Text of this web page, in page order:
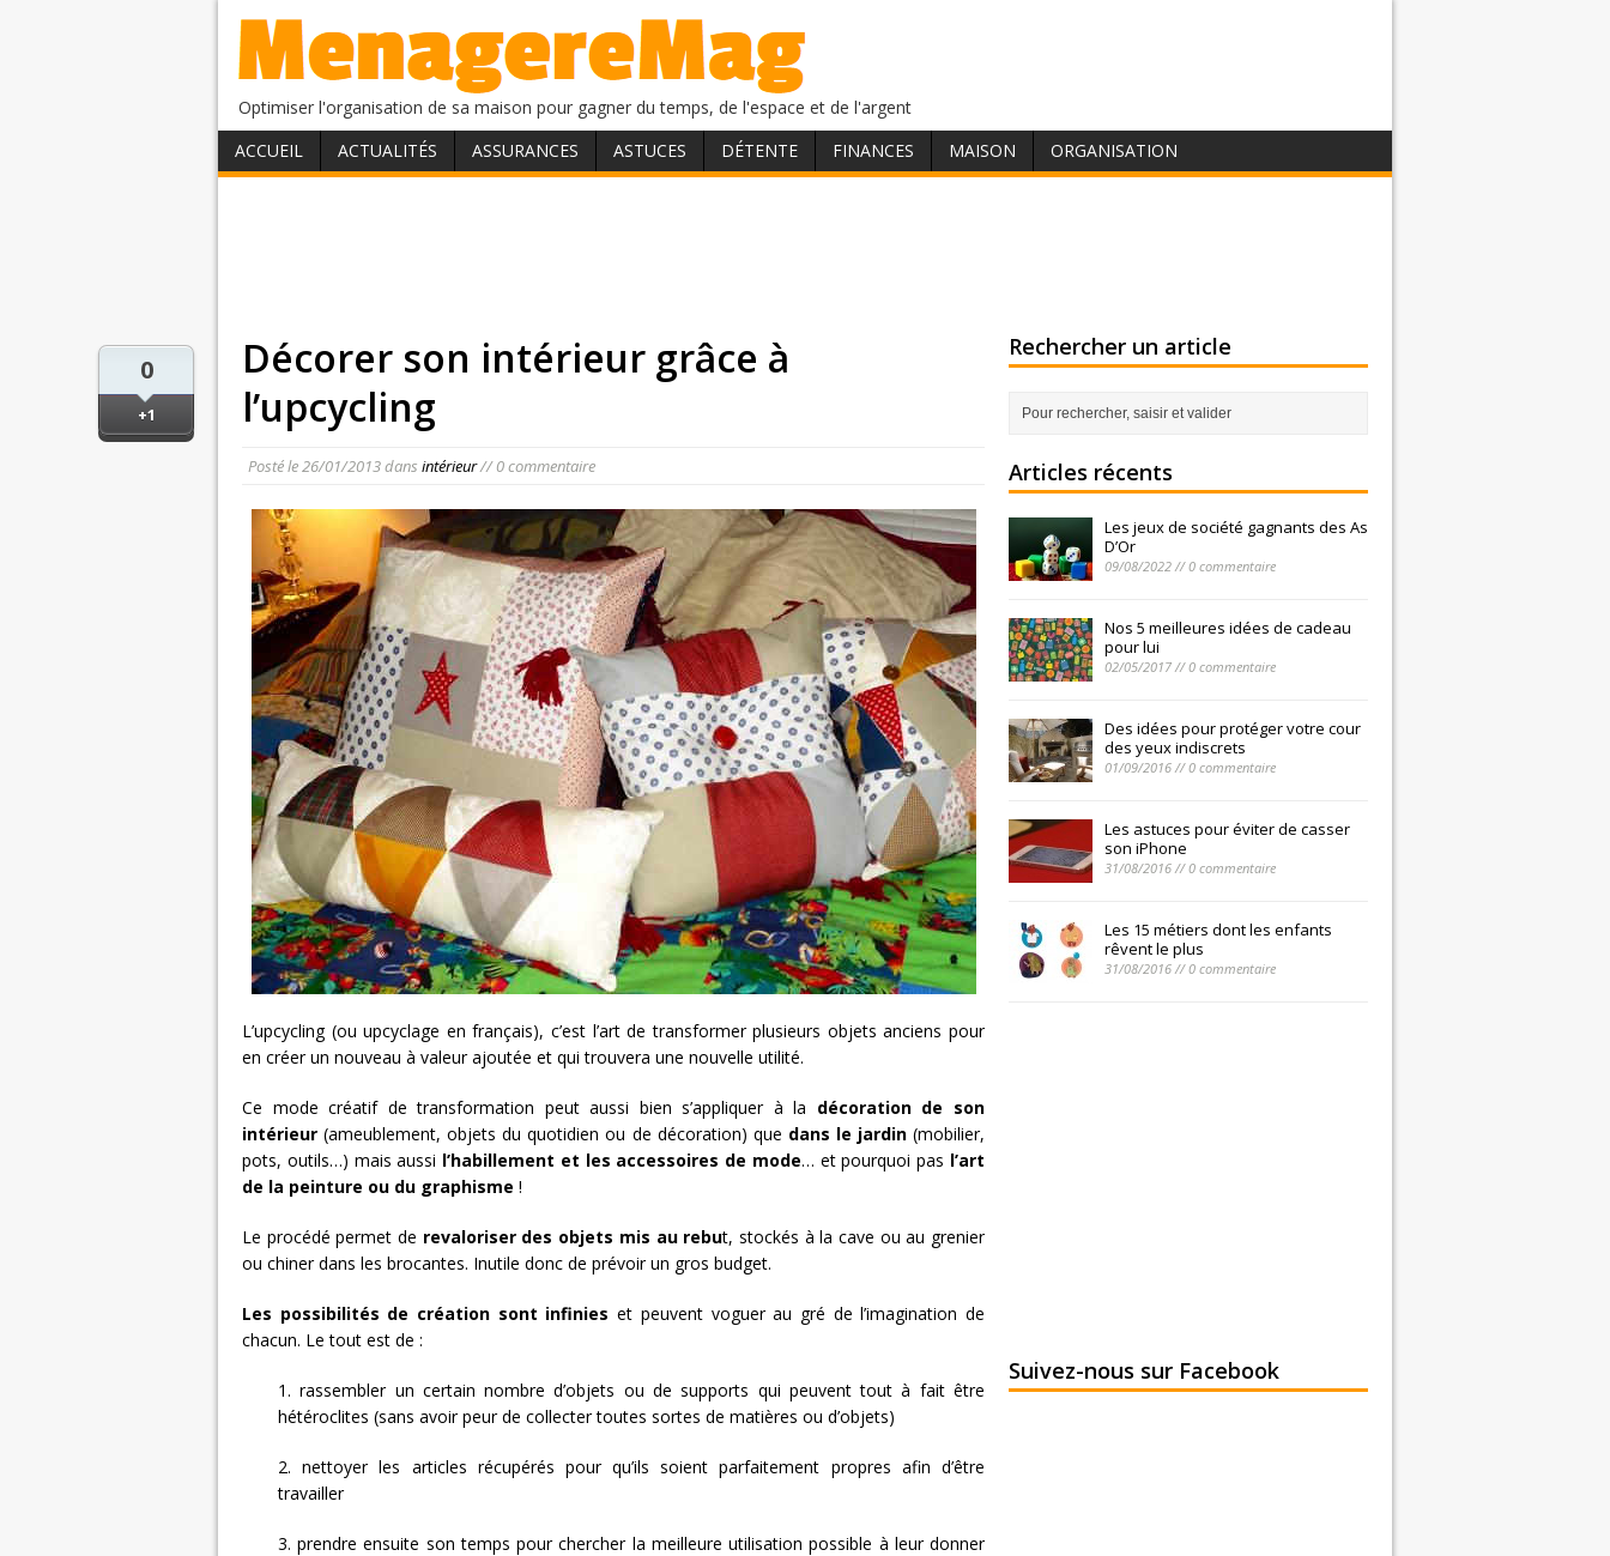
Optimiser l'organisation de sa maison pour gagner du temps, de l'espace et de l'argent
ACCUEIL
ACTUALITÉS ASSURANCES ASTUCES DÉTENTE FINANCES MAISON ORGANISATION
0
+1
Décorer son intérieur grâce à
l’upcycling
Posté le26/01/2013dans intérieur// 0 commentaire
L’upcycling (ou upcyclage en français), c’est l’art de transformer plusieurs objets anciens pour
en créer un nouveau à valeur ajoutée et qui trouvera une nouvelle utilité.
Ce mode créatif de transformation peut aussi bien s’appliquer à la décoration de son
intérieur (ameublement, objets du quotidien ou de décoration) que dans le jardin(mobilier,
pots, outils…) mais aussi l’habillement et les accessoires de mode… et pourquoi pas l’art
de la peinture ou du graphisme !
Le procédé permet de revaloriser des objets mis au rebut, stockés à la cave ou au grenier
ou chiner dans les brocantes. Inutile donc de prévoir un gros budget.
Les possibilités de création sont infinies et peuvent voguer au gré de l’imagination de
chacun. Le tout est de :
1. rassembler un certain nombre d’objets ou de supports qui peuvent tout à fait être
hétéroclites (sans avoir peur de collecter toutes sortes de matières ou d’objets)
2. nettoyer les articles récupérés pour qu’ils soient parfaitement propres afin d’être
travailler
3. prendre ensuite son temps pour chercher la meilleure utilisation possible à leur donner
Rechercher un article
Articles récents
Les jeux de société gagnants des As
D’Or
09/08/2022 // 0 commentaire
Nos 5 meilleures idées de cadeau
pour lui
02/05/2017 // 0 commentaire
Des idées pour protéger votre cour
des yeux indiscrets
01/09/2016 // 0 commentaire
Les astuces pour éviter de casser
son iPhone
31/08/2016 // 0 commentaire
Les 15 métiers dont les enfants
rêvent le plus
31/08/2016 // 0 commentaire
Suivez-nous sur Facebook